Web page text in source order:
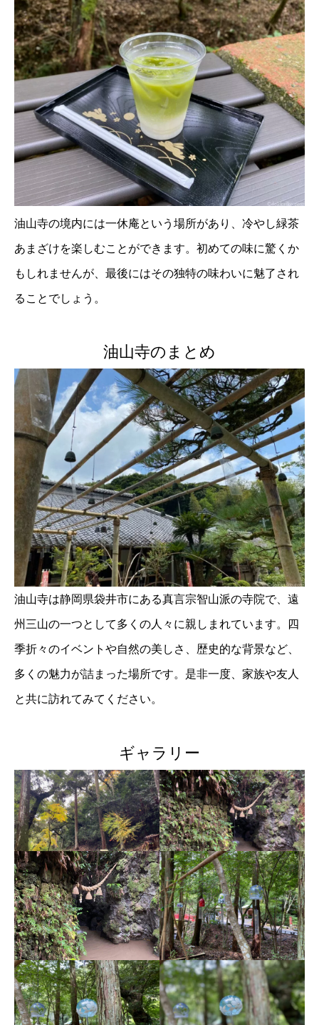
油山寺の境内には一休庵という場所があり、冷やし緑茶
あまざけを楽しむことができます。初めての味に驚くか
もしれませんが、最後にはその独特の味わいに魅了され
ることでしょう。
油山寺のまとめ
油山寺は静岡県袋井市にある真言宗智山派の寺院で、遠
州三山の一つとして多くの人々に親しまれています。四
季折々のイベントや自然の美しさ、歴史的な背景など、
多くの魅力が詰まった場所です。是非一度、家族や友人
と共に訪れてみてください。
ギャラリー